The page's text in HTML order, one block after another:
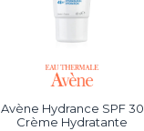
Avène Hydrance SPF 30
Crème Hydratante